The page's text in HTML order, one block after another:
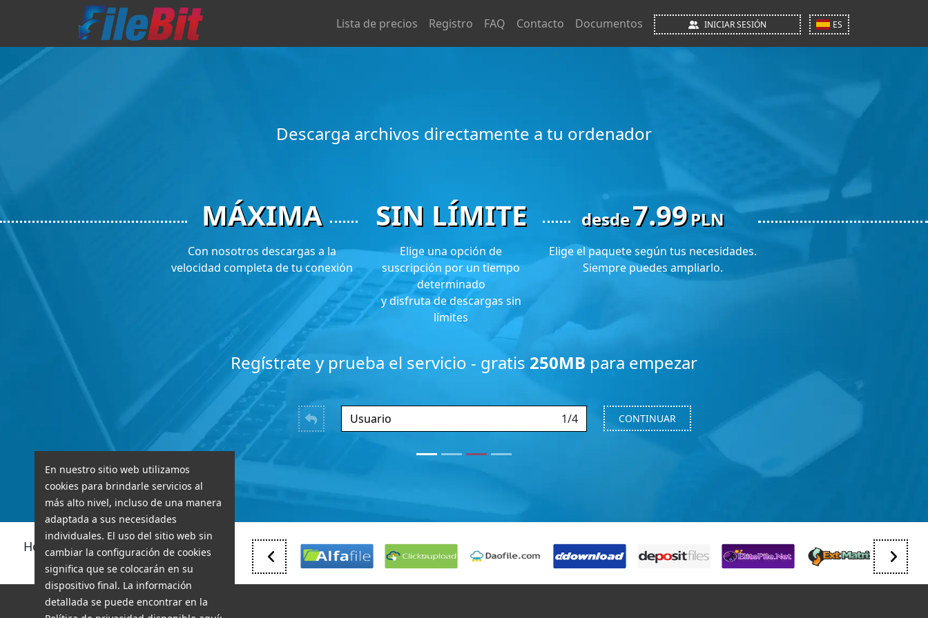
Lista de precios Registro FAQ Contacto Documentos INICIAR SESIÓN ES
Descarga archivos directamente a tu ordenador
MÁXIMA
Con nosotros descargas a la
velocidad completa de tu conexión
SIN LÍMITE
Elige una opción de
suscripción por un tiempo
determinado
y disfruta de descargas sin
límites
desde7.99PLN
Elige el paquete según tus necesidades.
Siempre puedes ampliarlo.
Regístrate y prueba el servicio - gratis 250MB para empezar
1/4 CONTINUAR
Hostings premium compatibles
*Estados y Restricciones
SOPORTE TÉCNICO
En nuestro sitio web utilizamos
cookies para brindarle servicios al
más alto nivel, incluso de una manera
adaptada a sus necesidades
individuales. El uso del sitio web sin
cambiar la configuración de cookies
significa que se colocarán en su
dispositivo final. La información
detallada se puede encontrar en la